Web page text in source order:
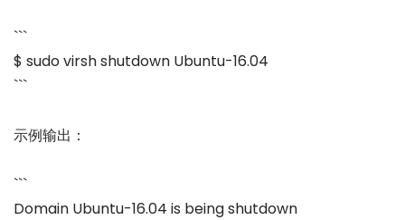
```
$ sudo virsh shutdown Ubuntu-16.04
```
示例输出：
```
Domain Ubuntu-16.04 is being shutdown